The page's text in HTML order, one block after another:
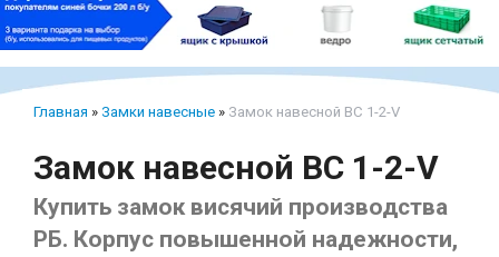
Главная » Замки навесные » Замок навесной ВС 1-2-V
Замок навесной ВС 1-2-V
Купить замок висячий производства
РБ. Корпус повышенной надежности,